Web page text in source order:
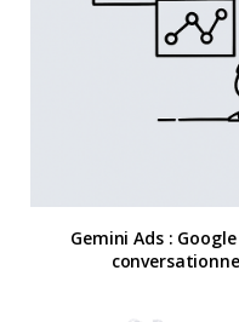
Gemini Ads :